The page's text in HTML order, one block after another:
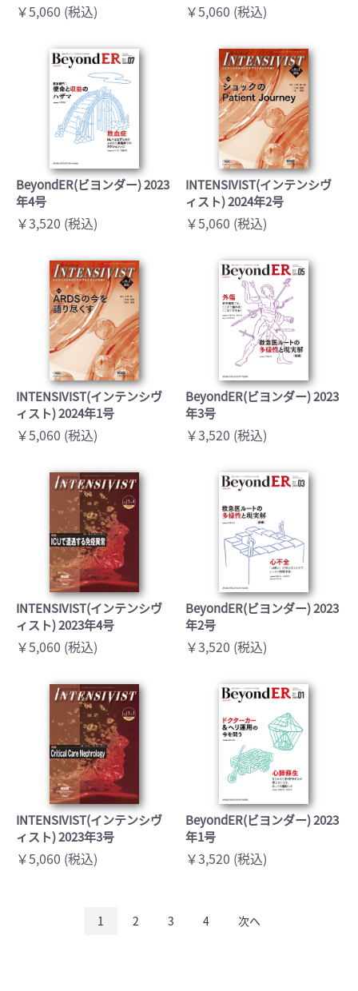
￥5,060 (税込) ￥5,060 (税込)
BeyondER(ビヨンダー) 2023
年4号
￥3,520 (税込)
INTENSIVIST(インテンシヴ
ィスト) 2024年2号
￥5,060 (税込)
INTENSIVIST(インテンシヴ
ィスト) 2024年1号
￥5,060 (税込)
BeyondER(ビヨンダー) 2023
年3号
￥3,520 (税込)
INTENSIVIST(インテンシヴ
ィスト) 2023年4号
￥5,060 (税込)
BeyondER(ビヨンダー) 2023
年2号
￥3,520 (税込)
INTENSIVIST(インテンシヴ
ィスト) 2023年3号
￥5,060 (税込)
BeyondER(ビヨンダー) 2023
年1号
￥3,520 (税込)
1 2 3 4 次へ